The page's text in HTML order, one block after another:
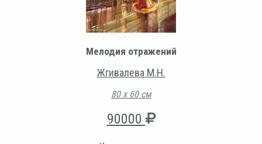
Мелодия отражений
Жгивалева М.Н.
80 х 60 см
90000